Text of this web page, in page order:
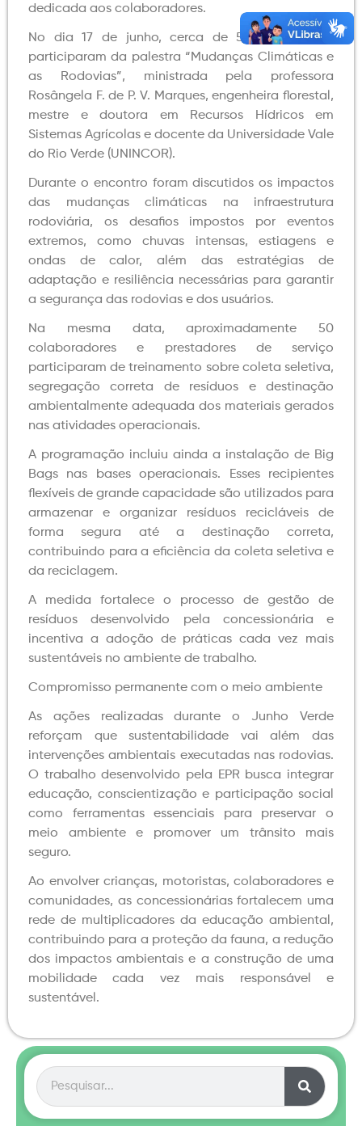
dedicada aos colaboradores.
No dia 17 de junho, cerca de 50 profissionais
participaram da palestra “Mudanças Climáticas e
as Rodovias”, ministrada pela professora
Rosângela F. de P. V. Marques, engenheira florestal,
mestre e doutora em Recursos Hídricos em
Sistemas Agrícolas e docente da Universidade Vale
do Rio Verde (UNINCOR).
Durante o encontro foram discutidos os impactos
das mudanças climáticas na infraestrutura
rodoviária, os desafios impostos por eventos
extremos, como chuvas intensas, estiagens e
ondas de calor, além das estratégias de
adaptação e resiliência necessárias para garantir
a segurança das rodovias e dos usuários.
Na mesma data, aproximadamente 50
colaboradores e prestadores de serviço
participaram de treinamento sobre coleta seletiva,
segregação correta de resíduos e destinação
ambientalmente adequada dos materiais gerados
nas atividades operacionais.
A programação incluiu ainda a instalação de Big
Bags nas bases operacionais. Esses recipientes
flexíveis de grande capacidade são utilizados para
armazenar e organizar resíduos recicláveis de
forma segura até a destinação correta,
contribuindo para a eficiência da coleta seletiva e
da reciclagem.
A medida fortalece o processo de gestão de
resíduos desenvolvido pela concessionária e
incentiva a adoção de práticas cada vez mais
sustentáveis no ambiente de trabalho.
Compromisso permanente com o meio ambiente
As ações realizadas durante o Junho Verde
reforçam que sustentabilidade vai além das
intervenções ambientais executadas nas rodovias.
O trabalho desenvolvido pela EPR busca integrar
educação, conscientização e participação social
como ferramentas essenciais para preservar o
meio ambiente e promover um trânsito mais
seguro.
Ao envolver crianças, motoristas, colaboradores e
comunidades, as concessionárias fortalecem uma
rede de multiplicadores da educação ambiental,
contribuindo para a proteção da fauna, a redução
dos impactos ambientais e a construção de uma
mobilidade cada vez mais responsável e
sustentável.